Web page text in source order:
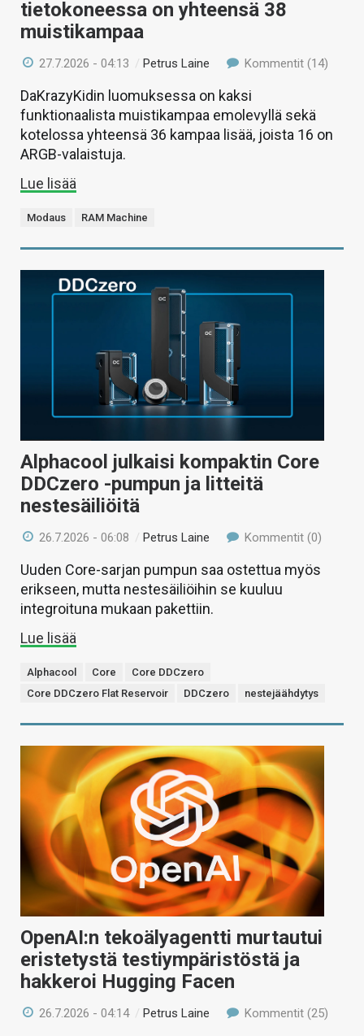
tietokoneessa on yhteensä 38
muistikampaa
27.7.2026 - 04:13 /Petrus Laine Kommentit (14)
DaKrazyKidin luomuksessa on kaksi
funktionaalista muistikampaa emolevyllä sekä
kotelossa yhteensä 36 kampaa lisää, joista 16 on
ARGB-valaistuja.
Lue lisää
Modaus RAM Machine
Alphacool julkaisi kompaktin Core
DDCzero -pumpun ja litteitä
nestesäiliöitä
26.7.2026 - 06:08 /Petrus Laine Kommentit (0)
Uuden Core-sarjan pumpun saa ostettua myös
erikseen, mutta nestesäiliöihin se kuuluu
integroituna mukaan pakettiin.
Lue lisää
Alphacool Core
Core DDCzero
Core DDCzero Flat Reservoir
DDCzero nestejäähdytys
OpenAI:n tekoälyagentti murtautui
eristetystä testiympäristöstä ja
hakkeroi Hugging Facen
26.7.2026 - 04:14 /Petrus Laine Kommentit (25)